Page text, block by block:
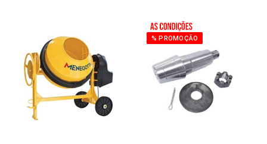
% PROMOÇÃO